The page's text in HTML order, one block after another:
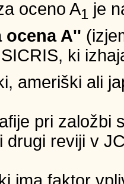
oceno A1 je
A''
ki
ameriški ali
pri založbi
drugi reviji v